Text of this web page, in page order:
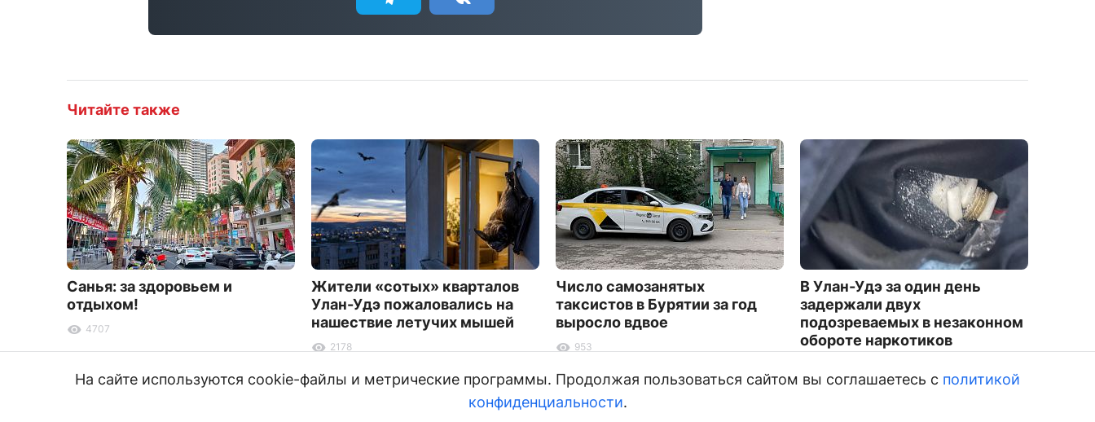
Читайте также
Санья: за здоровьем и
отдыхом!
4707
Жители «сотых» кварталов
Улан-Удэ пожаловались на
нашествие летучих мышей
2178
Число самозанятых
таксистов в Бурятии за год
выросло вдвое
953
В Улан-Удэ за один день
задержали двух
подозреваемых в незаконном
обороте наркотиков
На сайте используются cookie-файлы и метрические программы. Продолжая пользоваться сайтом вы соглашаетесь с политикой
конфиденциальности.